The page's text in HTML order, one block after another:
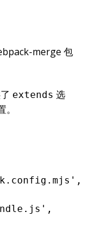
merge 包
extends 选
,
,